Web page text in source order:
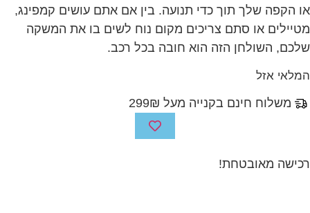
תוך כדי תנועה. בין אם אתם עושים קמפינג,
סתם צריכים מקום נוח לשים בו את המשקה
הזה הוא חובה בכל רכב.
בקנייה מעל 299₪